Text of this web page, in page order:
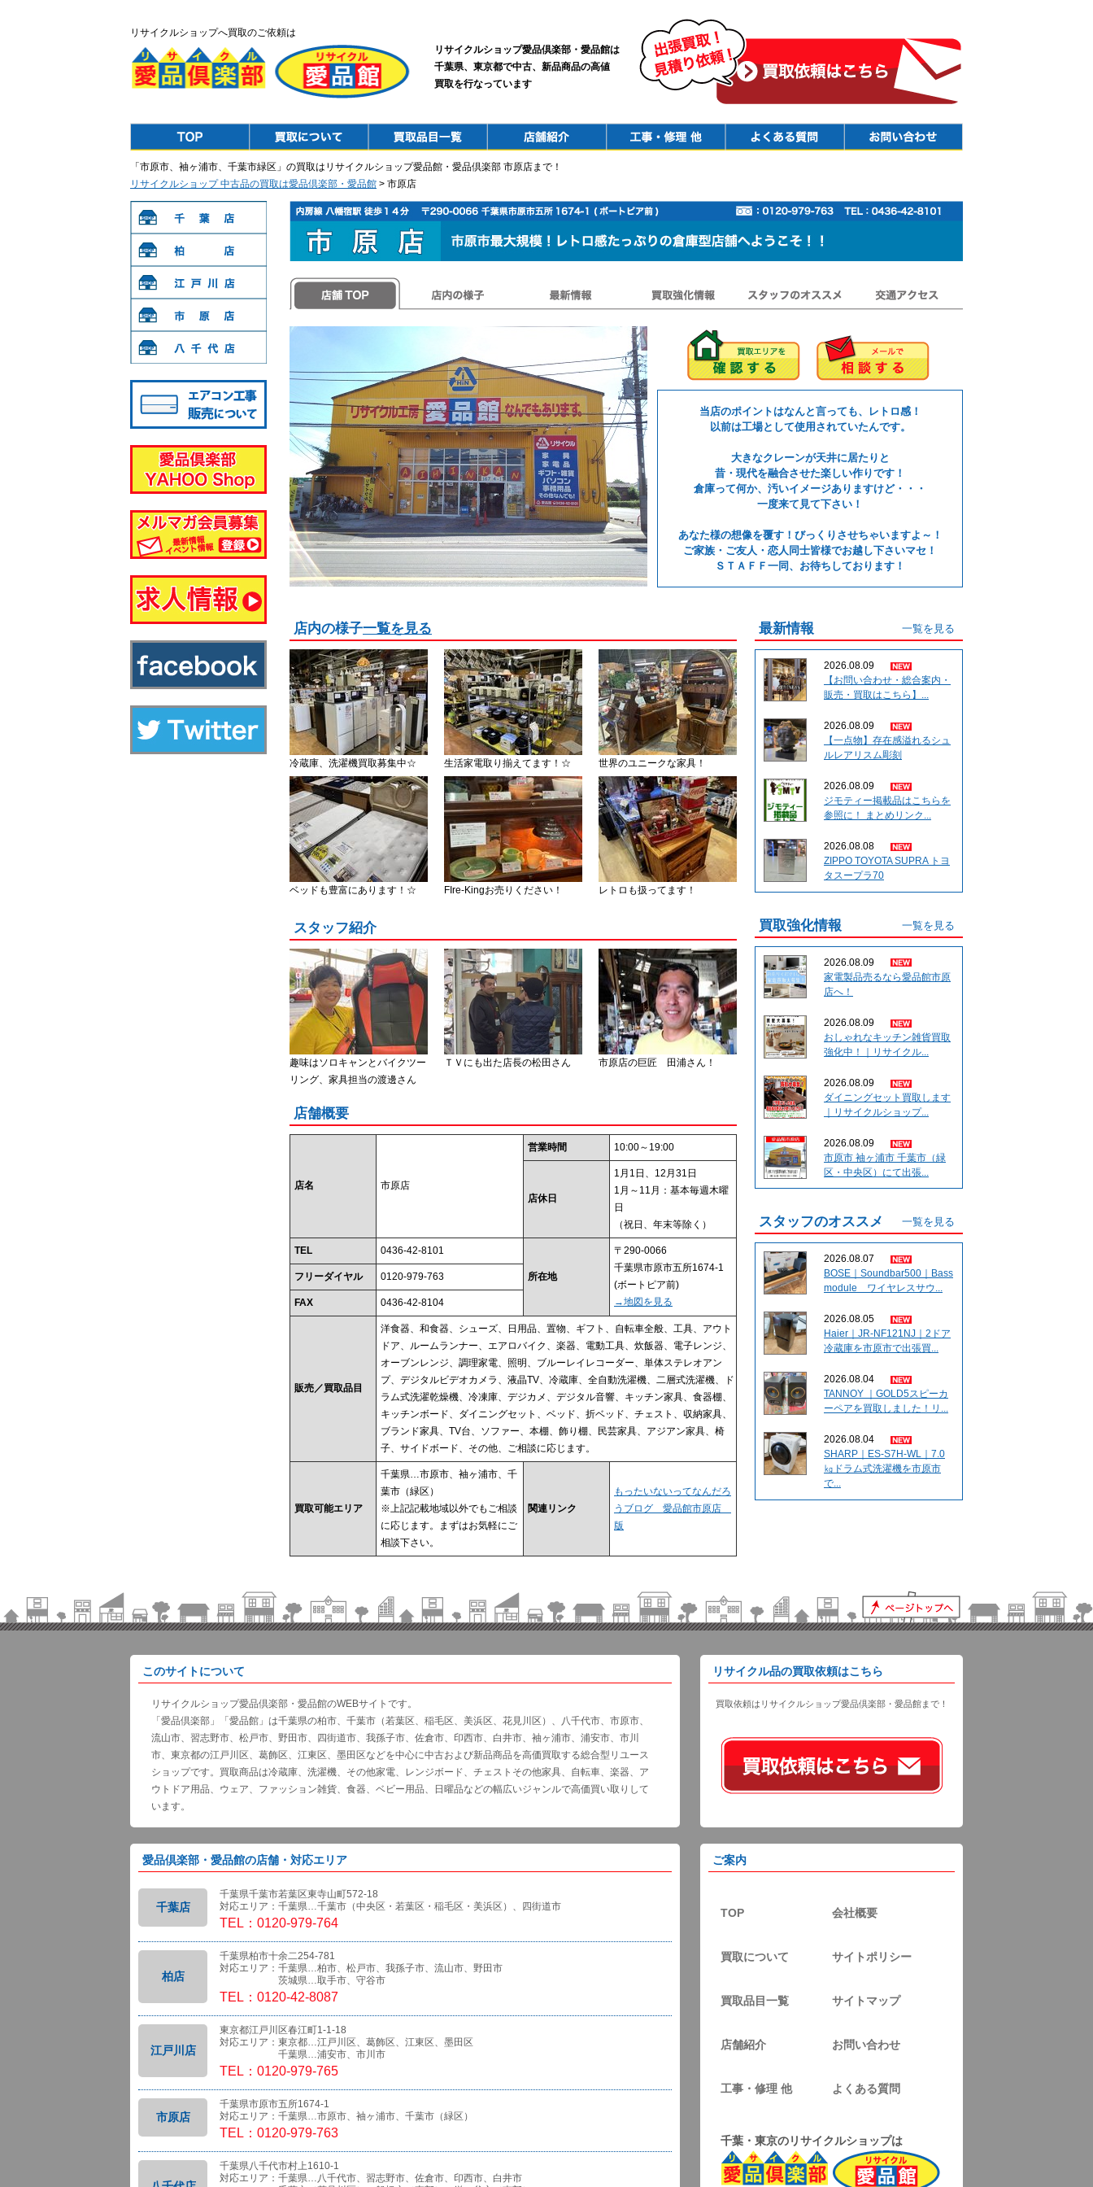
リサイクルショップへ買取のご依頼は
リサイクルショップ愛品倶楽部・愛品館は
千葉県、東京都で中古、新品商品の高値
買取を行なっています
「市原市、袖ヶ浦市、千葉市緑区」の買取はリサイクルショップ愛品館・愛品倶楽部 市原店まで！
リサイクルショップ 中古品の買取は愛品倶楽部・愛品館 > 市原店
当店のポイントはなんと言っても、レトロ感！
以前は工場として使用されていたんです。
大きなクレーンが天井に居たりと
昔・現代を融合させた楽しい作りです！
倉庫って何か、汚いイメージありますけど・・・
一度来て見て下さい！
あなた様の想像を覆す！びっくりさせちゃいますよ～！
ご家族・ご友人・恋人同士皆様でお越し下さいマセ！
ＳＴＡＦＦ一同、お待ちしております！
店内の様子一覧を見る
冷蔵庫、洗濯機買取募集中☆ 生活家電取り揃えてます！☆ 世界のユニークな家具！
ベッドも豊富にあります！☆ FIre-Kingお売りください！ レトロも扱ってます！
スタッフ紹介
趣味はソロキャンとバイクツー
リング、家具担当の渡邊さん
ＴＶにも出た店長の松田さん 市原店の巨匠 田浦さん！
店舗概要
店名 市原店
営業時間 10:00～19:00
店休日
1月1日、12月31日
1月～11月：基本毎週木曜
日
（祝日、年末等除く）
TEL 0436-42-8101
所在地
〒290-0066
千葉県市原市五所1674-1
(ボートピア前)
→地図を見る
フリーダイヤル 0120-979-763
FAX 0436-42-8104
販売／買取品目
洋食器、和食器、シューズ、日用品、置物、ギフト、自転車全般、工具、アウト
ドア、ルームランナー、エアロバイク、楽器、電動工具、炊飯器、電子レンジ、
オーブンレンジ、調理家電、照明、ブルーレイレコーダー、単体ステレオアン
プ、デジタルビデオカメラ、液晶TV、冷蔵庫、全自動洗濯機、二層式洗濯機、ド
ラム式洗濯乾燥機、冷凍庫、デジカメ、デジタル音響、キッチン家具、食器棚、
キッチンボード、ダイニングセット、ベッド、折ベッド、チェスト、収納家具、
ブランド家具、TV台、ソファー、本棚、飾り棚、民芸家具、アジアン家具、椅
子、サイドボード、その他、ご相談に応じます。
買取可能エリア
千葉県…市原市、袖ヶ浦市、千
葉市（緑区）
※上記記載地域以外でもご相談
に応じます。まずはお気軽にご
相談下さい。
関連リンク
もったいないってなんだろ
うブログ 愛品館市原店
版
最新情報 一覧を見る
2026.08.09
【お問い合わせ・総合案内・
販売・買取はこちら】...
2026.08.09
【一点物】存在感溢れるシュ
ルレアリスム彫刻
2026.08.09
ジモティー掲載品はこちらを
参照に！ まとめリンク...
2026.08.08
ZIPPO TOYOTA SUPRA トヨ
タスープラ70
買取強化情報 一覧を見る
2026.08.09
家電製品売るなら愛品館市原
店へ！
2026.08.09
おしゃれなキッチン雑貨買取
強化中！｜リサイクル...
2026.08.09
ダイニングセット買取します
｜リサイクルショップ...
2026.08.09
市原市 袖ヶ浦市 千葉市（緑
区・中央区）にて出張...
スタッフのオススメ 一覧を見る
2026.08.07
BOSE｜Soundbar500｜Bass
module ワイヤレスサウ...
2026.08.05
Haier｜JR-NF121NJ｜2ドア
冷蔵庫を市原市で出張買...
2026.08.04
TANNOY ｜GOLD5スピーカ
ーペアを買取しました！リ...
2026.08.04
SHARP｜ES-S7H-WL｜7.0
㎏ドラム式洗濯機を市原市
で...
このサイトについて
リサイクルショップ愛品倶楽部・愛品館のWEBサイトです。
「愛品倶楽部」「愛品館」は千葉県の柏市、千葉市（若葉区、稲毛区、美浜区、花見川区）、八千代市、市原市、
流山市、習志野市、松戸市、野田市、四街道市、我孫子市、佐倉市、印西市、白井市、袖ヶ浦市、浦安市、市川
市、東京都の江戸川区、葛飾区、江東区、墨田区などを中心に中古および新品商品を高価買取する総合型リユース
ショップです。買取商品は冷蔵庫、洗濯機、その他家電、レンジボード、チェストその他家具、自転車、楽器、ア
ウトドア用品、ウェア、ファッション雑貨、食器、ベビー用品、日曜品などの幅広いジャンルで高価買い取りして
います。
リサイクル品の買取依頼はこちら
買取依頼はリサイクルショップ愛品倶楽部・愛品館まで！
愛品倶楽部・愛品館の店舗・対応エリア
千葉店
千葉県千葉市若葉区東寺山町572-18
対応エリア：千葉県…千葉市（中央区・若葉区・稲毛区・美浜区）、四街道市
TEL：0120-979-764
柏店
千葉県柏市十余二254-781
対応エリア：千葉県…柏市、松戸市、我孫子市、流山市、野田市
茨城県…取手市、守谷市
TEL：0120-42-8087
江戸川店
東京都江戸川区春江町1-1-18
対応エリア：東京都…江戸川区、葛飾区、江東区、墨田区
千葉県…浦安市、市川市
TEL：0120-979-765
市原店
千葉県市原市五所1674-1
対応エリア：千葉県…市原市、袖ヶ浦市、千葉市（緑区）
TEL：0120-979-763
千葉県八千代市村上1610-1
対応エリア：千葉県…八千代市、習志野市、佐倉市、印西市、白井市
ご案内
TOP 会社概要
買取について サイトポリシー
買取品目一覧 サイトマップ
店舗紹介 お問い合わせ
工事・修理 他 よくある質問
千葉・東京のリサイクルショップは